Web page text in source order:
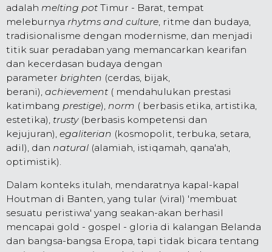
adalah melting pot Timur - Barat, tempat
meleburnya rhytms and culture , ritme dan budaya,
tradisionalisme dengan modernisme, dan menjadi
titik suar peradaban yang memancarkan kearifan
dan kecerdasan budaya dengan
parameter brighten (cerdas, bijak,
berani), achievement ( mendahulukan prestasi
katimbang prestige), norm ( berbasis etika, artistika,
estetika), trusty(berbasis kompetensi dan
kejujuran), egaliterian (kosmopolit, terbuka, setara,
adil), dan natural (alamiah, istiqamah, qana'ah,
optimistik).
Dalam konteks itulah, mendaratnya kapal-kapal
Houtman di Banten, yang tular (viral) 'membuat
sesuatu peristiwa' yang seakan-akan berhasil
mencapai gold - gospel - gloria di kalangan Belanda
dan bangsa-bangsa Eropa, tapi tidak bicara tentang